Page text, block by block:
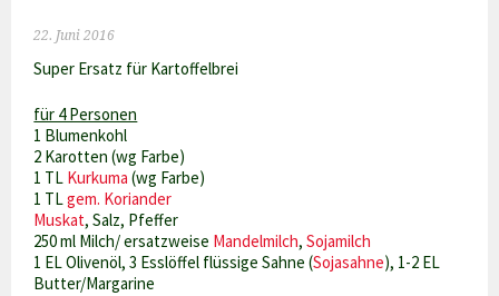
22. Juni 2016
Super Ersatz für Kartoffelbrei
für 4 Personen
1 Blumenkohl
2 Karotten (wg Farbe)
1 TL Kurkuma(wg Farbe)
1 TLgem. Koriander
Muskat, Salz, Pfeffer
250 ml Milch/ ersatzweise Mandelmilch,Sojamilch
1 EL Olivenöl, 3 Esslöffel flüssige Sahne (Sojasahne), 1-2 EL
Butter/Margarine